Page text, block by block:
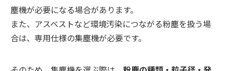
塵機が必要になる場合があります。
また、アスベストなど環境汚染につながる粉塵を扱う場
合は、専用仕様の集塵機が必要です。